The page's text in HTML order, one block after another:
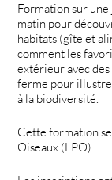
Formation sur
matin pour
habitats (gîte et
comment les
extérieur avec
ferme pour
à la biodiversité.
Cette formation
Oiseaux (LPO)